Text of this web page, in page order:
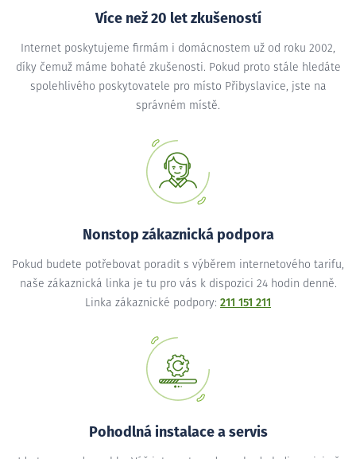
Více než 20 let zkušeností
Internet poskytujeme firmám i domácnostem už od roku 2002,
díky čemuž máme bohaté zkušenosti. Pokud proto stále hledáte
spolehlivého poskytovatele pro místo Přibyslavice, jste na
správném místě.
Nonstop zákaznická podpora
Pokud budete potřebovat poradit s výběrem internetového tarifu,
naše zákaznická linka je tu pro vás k dispozici 24 hodin denně.
Linka zákaznické podpory: 211 151 211
Pohodlná instalace a servis